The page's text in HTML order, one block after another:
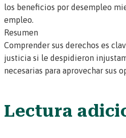
los beneficios por desempleo
empleo.
Resumen
Comprender sus derechos es
justicia si le despidieron
necesarias para aprovechar sus
Lectura